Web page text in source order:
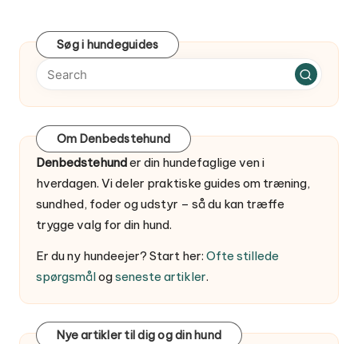
Søg i hundeguides
Om Denbedstehund
Denbedstehunder din hundefaglige ven i
hverdagen. Vi deler praktiske guides om træning,
sundhed, foder og udstyr – så du kan træffe
trygge valg for din hund.
Er du ny hundeejer? Start her: Ofte stillede
spørgsmålogseneste artikler.
Nye artikler til dig og din hund